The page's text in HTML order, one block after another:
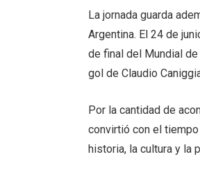
La jornada guarda
Argentina. El 24 de
de final del Mundial
gol de Claudio
Por la cantidad de
convirtió con el
historia, la cultura y la